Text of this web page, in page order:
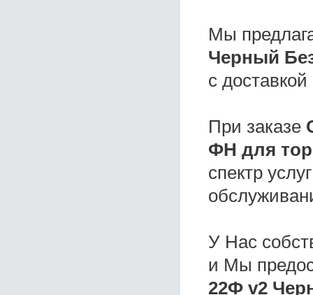
Мы
Черный
с
При заказе
ФН для
спектр
У Нас
и Мы
22Ф v2